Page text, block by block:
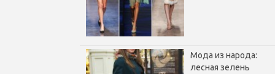
Мода из народа:
лесная зелень